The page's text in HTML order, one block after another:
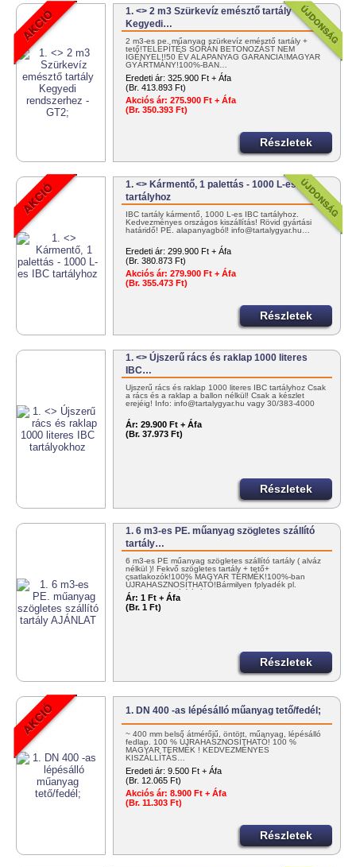
1. <> 2 m3 Szürkevíz emésztő tartály
Kegyedi…
2 m3-es pe. műanyag szürkevíz emésztő tartály +
tető!TELEPÍTÉS SORÁN BETONOZÁST NEM
IGÉNYEL!!50 ÉV ALAPANYAG GARANCIA!MAGYAR
GYÁRTMÁNY!100%-BAN…
Eredeti ár: 325.900 Ft + Áfa
(Br. 413.893 Ft)
Akciós ár: 275.900 Ft + Áfa
(Br. 350.393 Ft)
Részletek
1. <> Kármentő, 1 palettás - 1000 L-es IBC
tartályhoz
IBC tartály kármentő, 1000 L-es IBC tartályhoz.
Kedvezményes országos kiszállítás! Rövid gyártási
határidő! PE. alapanyagból! info@tartalygyar.hu…
Eredeti ár: 299.900 Ft + Áfa
(Br. 380.873 Ft)
Akciós ár: 279.900 Ft + Áfa
(Br. 355.473 Ft)
Részletek
1. <> Újszerű rács és raklap 1000 literes
IBC…
Újszerű rács és raklap 1000 literes IBC tartályhoz Csak
a rács és a raklap a ballon nélkül! Csak a készlet
erejéig! Info: info@tartalygyar.hu vagy 30/383-4000
Ár: 29.900 Ft + Áfa
(Br. 37.973 Ft)
Részletek
1. 6 m3-es PE. műanyag szögletes szállító
tartály…
6 m3-es PE műanyag szögletes szállító tartály ( alváz
nélkül )! Fekvő szögletes tartály + tető+
csatlakozók!100% MAGYAR TERMÉK!100%-ban
ÚJRAHASZNOSÍTHATÓ!Bármilyen folyadék pl.
NITROSOL szállítására! KEDVEZMÉNYES…
Ár: 1 Ft + Áfa
(Br. 1 Ft)
Részletek
1. DN 400 -as lépésálló műanyag tető/fedél;
~ 400 mm belső átmérőjű, öntött, műanyag, lépésálló
fedlap. 100 % ÚJRAHASZNOSÍTHATÓ! 100 %
MAGYAR TERMÉK ! KEDVEZMÉNYES
KISZÁLLÍTÁS…
Eredeti ár: 9.500 Ft + Áfa
(Br. 12.065 Ft)
Akciós ár: 8.900 Ft + Áfa
(Br. 11.303 Ft)
Részletek